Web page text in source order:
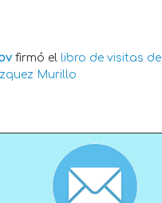
firmó el libro de visitas de
Murillo